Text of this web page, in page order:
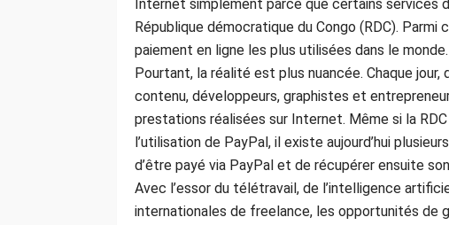
Internet simplement parce que certains
République démocratique du Congo (RDC).
paiement en ligne les plus utilisées dans le monde.
Pourtant, la réalité est plus nuancée. Chaque
contenu, développeurs, graphistes et
prestations réalisées sur Internet. Même si la
l’utilisation de PayPal, il existe aujourd’hui
d’être payé via PayPal et de récupérer ensuite
Avec l’essor du télétravail, de l’intelligence
internationales de freelance, les opportunités de